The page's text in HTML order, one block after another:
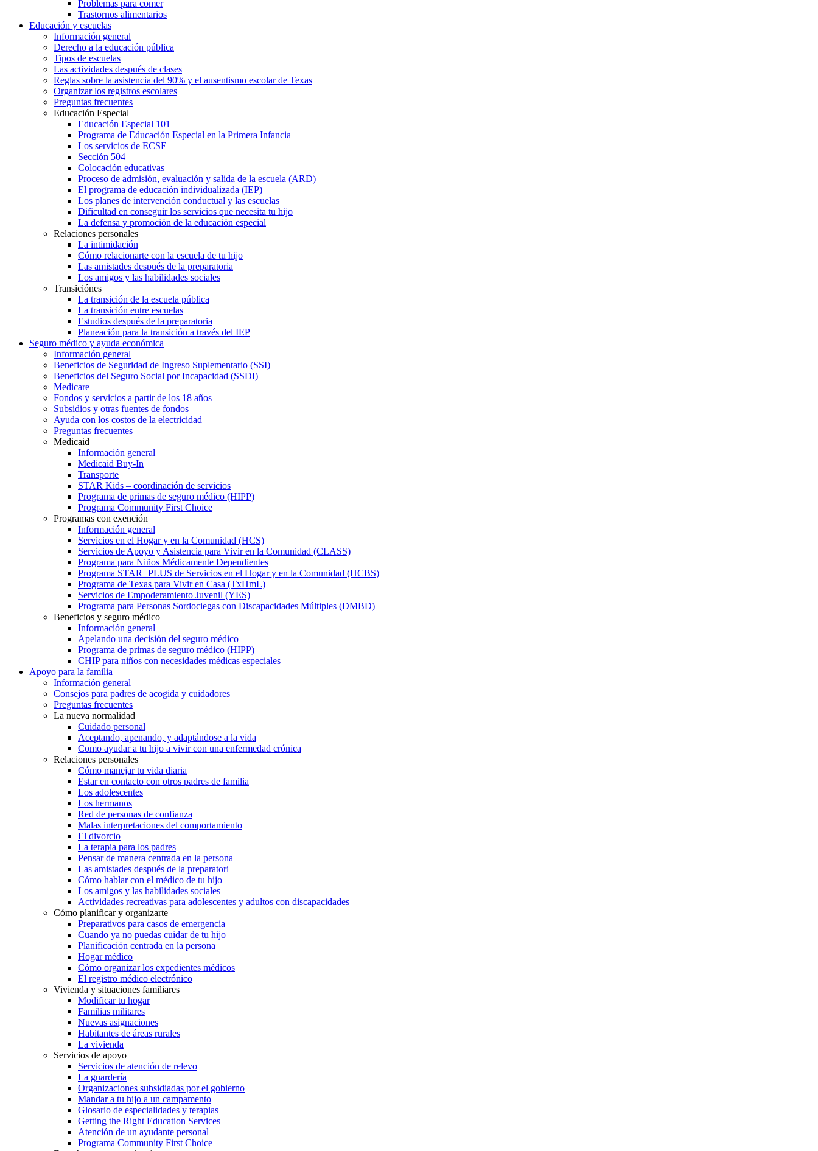
Problemas para comer
Trastornos alimentarios
Educación y escuelas
Información general
Derecho a la educación pública
Tipos de escuelas
Las actividades después de clases
Reglas sobre la asistencia del 90% y el ausentismo escolar de Texas
Organizar los registros escolares
Preguntas frecuentes
Educación Especial
Educación Especial 101
Programa de Educación Especial en la Primera Infancia
Los servicios de ECSE
Sección 504
Colocación educativas
Proceso de admisión, evaluación y salida de la escuela (ARD)
El programa de educación individualizada (IEP)
Los planes de intervención conductual y las escuelas
Dificultad en conseguir los servicios que necesita tu hijo
La defensa y promoción de la educación especial
Relaciones personales
La intimidación
Cómo relacionarte con la escuela de tu hijo
Las amistades después de la preparatoria
Los amigos y las habilidades sociales
Transiciónes
La transición de la escuela pública
La transición entre escuelas
Estudios después de la preparatoria
Planeación para la transición a través del IEP
Seguro médico y ayuda económica
Información general
Beneficios de Seguridad de Ingreso Suplementario (SSI)
Beneficios del Seguro Social por Incapacidad (SSDI)
Medicare
Fondos y servicios a partir de los 18 años
Subsidios y otras fuentes de fondos
Ayuda con los costos de la electricidad
Preguntas frecuentes
Medicaid
Información general
Medicaid Buy-In
Transporte
STAR Kids – coordinación de servicios
Programa de primas de seguro médico (HIPP)
Programa Community First Choice
Programas con exención
Información general
Servicios en el Hogar y en la Comunidad (HCS)
Servicios de Apoyo y Asistencia para Vivir en la Comunidad (CLASS)
Programa para Niños Médicamente Dependientes
Programa STAR+PLUS de Servicios en el Hogar y en la Comunidad (HCBS)
Programa de Texas para Vivir en Casa (TxHmL)
Servicios de Empoderamiento Juvenil (YES)
Programa para Personas Sordociegas con Discapacidades Múltiples (DMBD)
Beneficios y seguro médico
Información general
Apelando una decisión del seguro médico
Programa de primas de seguro médico (HIPP)
CHIP para niños con necesidades médicas especiales
Apoyo para la familia
Información general
Consejos para padres de acogida y cuidadores
Preguntas frecuentes
La nueva normalidad
Cuidado personal
Aceptando, apenando, y adaptándose a la vida
Como ayudar a tu hijo a vivir con una enfermedad crónica
Relaciones personales
Cómo manejar tu vida diaria
Estar en contacto con otros padres de familia
Los adolescentes
Los hermanos
Red de personas de confianza
Malas interpretaciones del comportamiento
El divorcio
La terapia para los padres
Pensar de manera centrada en la persona
Las amistades después de la preparatori
Cómo hablar con el médico de tu hijo
Los amigos y las habilidades sociales
Actividades recreativas para adolescentes y adultos con discapacidades
Cómo planificar y organizarte
Preparativos para casos de emergencia
Cuando ya no puedas cuidar de tu hijo
Planificación centrada en la persona
Hogar médico
Cómo organizar los expedientes médicos
El registro médico electrónico
Vivienda y situaciones familiares
Modificar tu hogar
Familias militares
Nuevas asignaciones
Habitantes de áreas rurales
La vivienda
Servicios de apoyo
Servicios de atención de relevo
La guardería
Organizaciones subsidiadas por el gobierno
Mandar a tu hijo a un campamento
Glosario de especialidades y terapias
Getting the Right Education Services
Atención de un ayudante personal
Programa Community First Choice